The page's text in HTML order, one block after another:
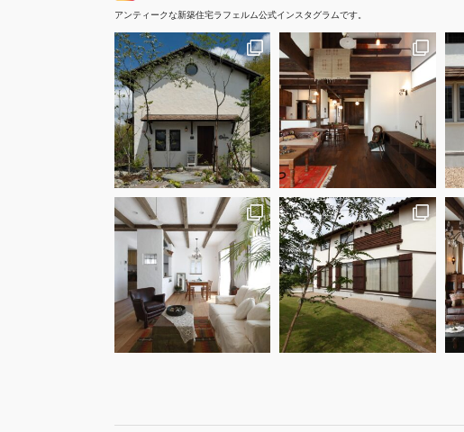
アンティークな新築住宅ラフェルム公式インスタグラムです。